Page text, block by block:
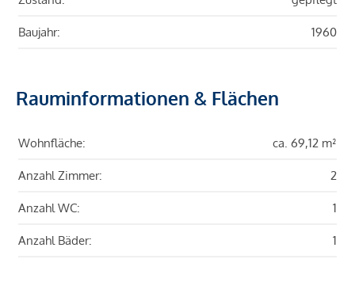
Baujahr: 1960
Rauminformationen & Flächen
Wohnfläche: ca. 69,12 m²
Anzahl Zimmer: 2
Anzahl WC: 1
Anzahl Bäder: 1